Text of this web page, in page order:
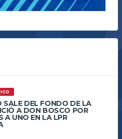
SALE DEL FONDO DE LA
A DON BOSCO POR
A UNO EN LA LPR